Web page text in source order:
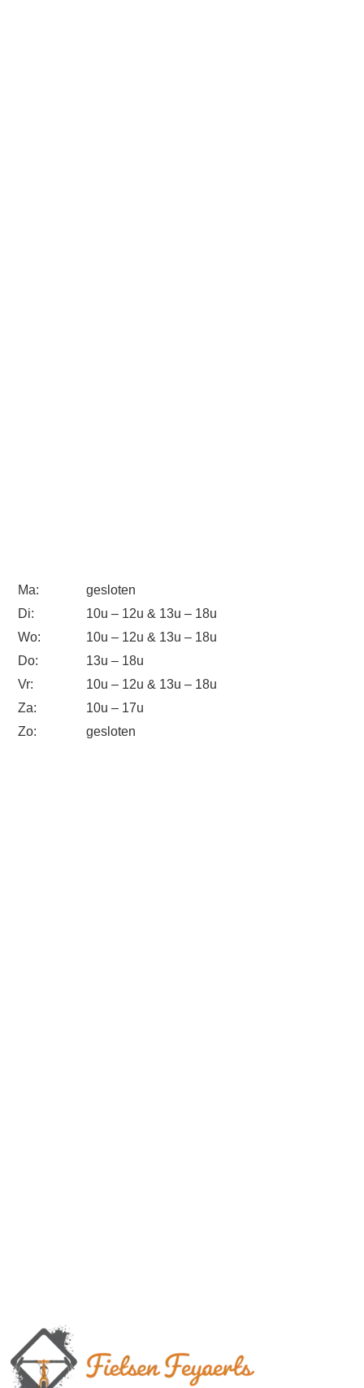
Ma:
gesloten
Di:
10u – 12u & 13u – 18u
Wo:
10u – 12u & 13u – 18u
Do:
13u – 18u
Vr:
10u – 12u & 13u – 18u
Za:
10u – 17u
Zo:
gesloten